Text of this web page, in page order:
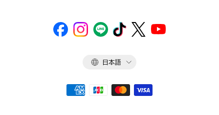
言
日本語